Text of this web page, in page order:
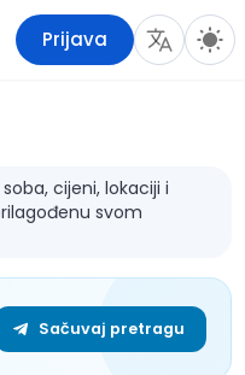
Prijava
cijeni, lokaciji i
svom
Sačuvaj pretragu